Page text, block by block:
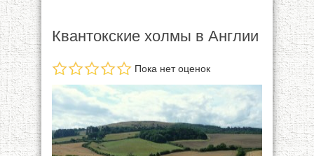
Квантокские холмы в Англии
Пока нет оценок